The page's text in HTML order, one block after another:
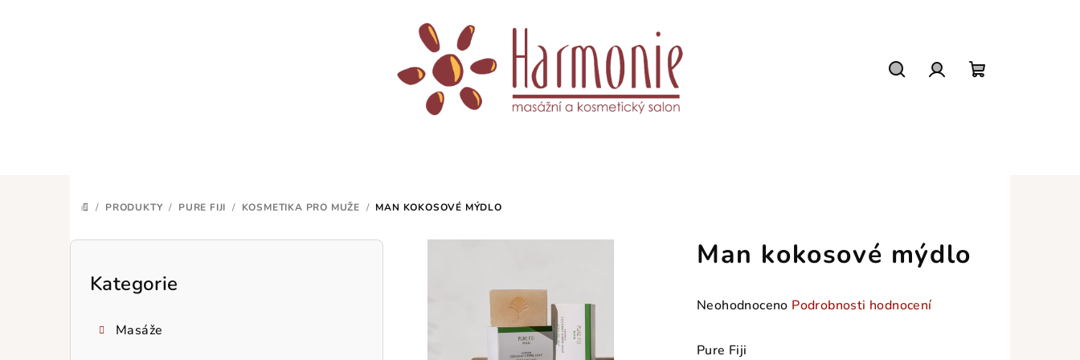
DOMŮ
/ PRODUKTY / PURE FIJI / KOSMETIKA PRO MUŽE / MAN KOKOSOVÉ MÝDLO
P
Přeskočit
Kategorie
Masáže
Man kokosové mýdlo
Průměrné
produktu
Neohodnoceno Podrobnosti hodnocení
Pure Fiji